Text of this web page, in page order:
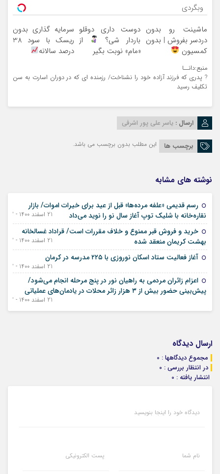
وبگردی
ماشینت رو بدون
دردسر بفروش | بدون
کمسیون
دوست داری دوقلو
باردار شی؟
از
«مام» نوبت بگیر
سرمایه گذاری بدون
ریسک با سود 38
درصد سالانه
منبع:دانــا
? پدری که فرزند آزاده خود را نشناخت/ رزمنده ای که در دوران اسارت به سن
تکلیف رسید
ارسال : یاسر علی پور اشرفی
برچسب ها این مطلب بدون برچسب می باشد.
نوشته های مشابه
رسم قدیمی «علفه مرده‌ها» قبل از عید برای خیرات اموات/ بازار
نقاره‌خانه با شلیک توپ آغاز سال نو را نوید می‌داد
21 اسفند 1400 - 12 مارس 2022
خرید و فروش قبر ممنوع و خلاف مقررات است/ قراداد غسالخانه
بهشت کریمان منعقد شده
21 اسفند 1400 - 12 مارس 2022
آغاز فعالیت ستاد اسکان نوروزی با ۲۲۵ مدرسه در کرمان
21 اسفند 1400 - 12 مارس 2022
اعزام زائران مردمی به راهیان نور در پنج مرحله انجام می‌شود/
پیش‌بینی حضور بیش از ۳ هزار زائر محلات در یادمان‌های عملیاتی
21 اسفند 1400 - 12 مارس 2022
ارسال دیدگاه
مجموع دیدگاهها : 0
در انتظار بررسی : 0
انتشار یافته : 0
دیدگاه خود را اینجا بنویسید
نام شما پست الکترونیکی